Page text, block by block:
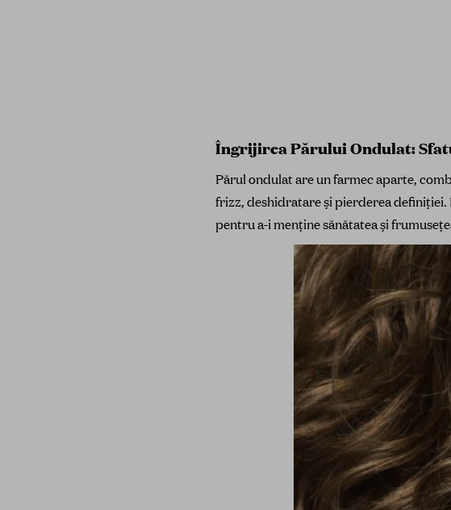
Îngrijirea Părului Ondulat:
Părul ondulat are un farmec aparte,
frizz, deshidratare și pierderea definiției.
pentru a-i menține sănătatea și